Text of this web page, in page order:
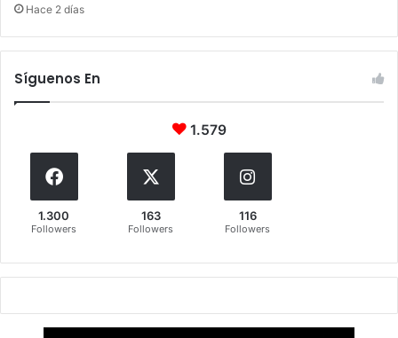
Hace 2 días
Síguenos En
1.579
1.300
Followers
163
Followers
116
Followers